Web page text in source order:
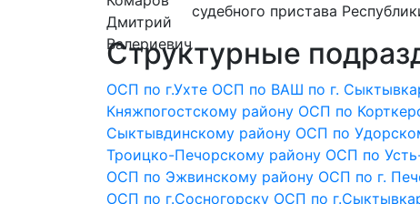
судебного пристава
Структурные
ОСП по г.Ухте ОСП по ВАШ по г.
Княжпогостскому району ОСП по
Сыктывдинскому району ОСП по
Троицко-Печорскому району ОСП по
ОСП по Эжвинскому району ОСП по г.
ОСП по г.Сосногорску ОСП по